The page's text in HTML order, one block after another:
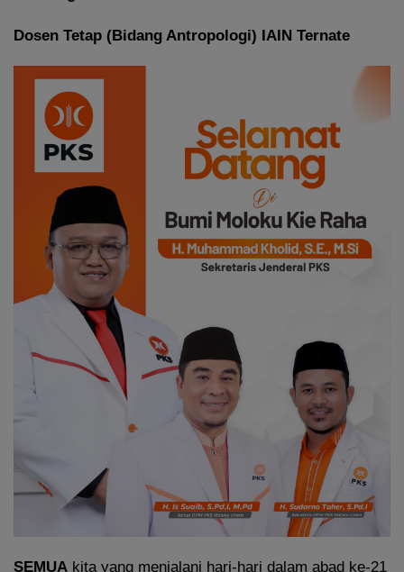
Dosen Tetap (Bidang Antropologi) IAIN Ternate
SEMUA kita yang menjalani hari-hari dalam abad ke-21